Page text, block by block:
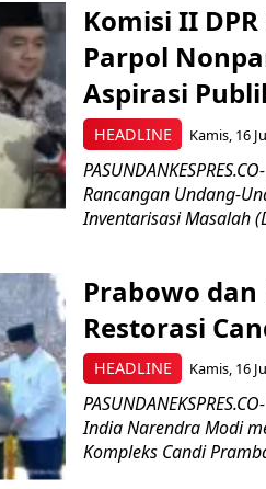
HEADLINE
Komisi II
Parpol
Aspirasi
Kamis, 16
Rancangan Undang-
Inventarisasi Masalah
HEADLINE
Prabowo dan
Restorasi
Kamis, 16
India Narendra Modi
Kompleks Candi